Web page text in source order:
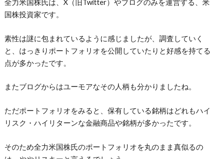
全力米国株氏は、X（旧Twitter）やブログのみを運営する、米
国株投資家です。
素性は謎に包まれているように感じましたが、調査していく
と、はっきりポートフォリオを公開していたりと好感を持てる
点が多かったです。
またブログからはユーモアなその人柄も分かりましたね。
ただポートフォリオをみると、保有している銘柄はどれもハイ
リスク・ハイリターンな金融商品や銘柄が多かったです。
そのため全力米国株氏のポートフォリオを丸のまま真似るの